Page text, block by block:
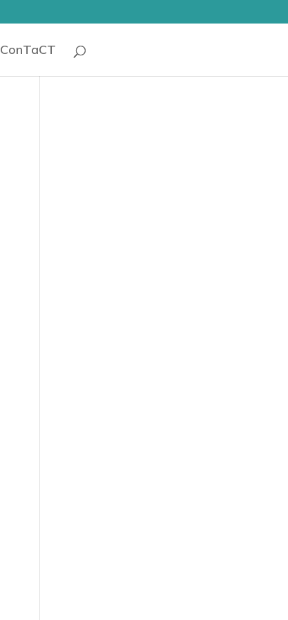
ConTaCT